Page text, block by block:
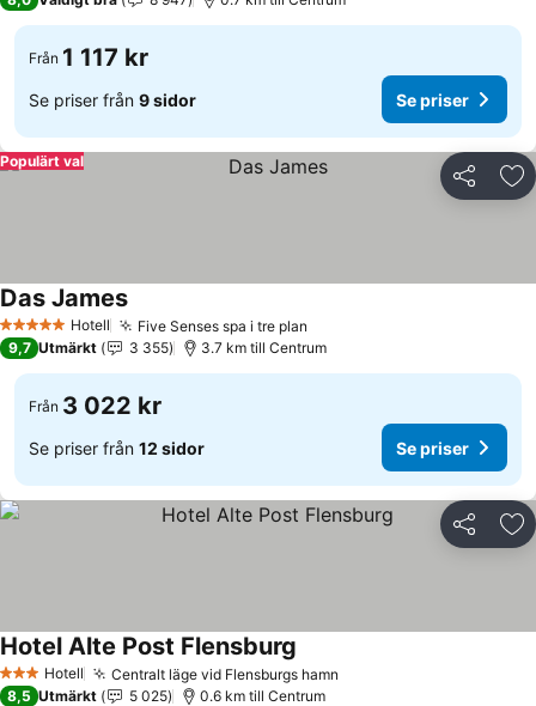
Från 1 117 kr
Se priser från 9 sidor Se priser
Dela
Populärt val
5 Stjärnor Hotell Five Senses spa i tre plan
Das James
9,7 Utmärkt 3 355 3.7 km till Centrum
Från 3 022 kr
Se priser från 12 sidor Se priser
Dela
3 StjärnorHotell Centralt läge vid Flensburgs hamn
Hotel Alte Post Flensburg
8,5 Utmärkt 5 025 0.6 km till Centrum